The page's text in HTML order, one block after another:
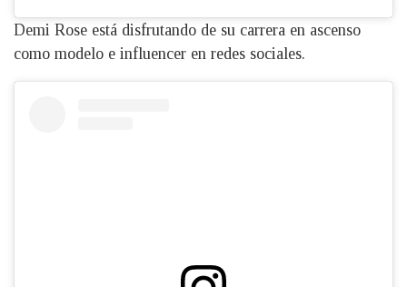
Demi Rose está disfrutando de su carrera en ascenso
como modelo e influencer en redes sociales.